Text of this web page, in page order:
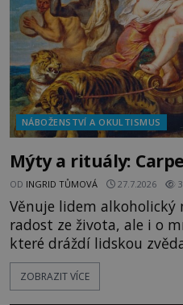
NÁBOŽENSTVÍ A OKULTISMUS
Mýty a rituály:
OD INGRID TŮMOVÁ 27.7.2026
Věnuje lidem alkoholický
radost ze života, ale i o
které dráždí lidskou
doopravdy představuje
Bakchus? Mytologický příběh řeckého boha
ZOBRAZIT VÍCE